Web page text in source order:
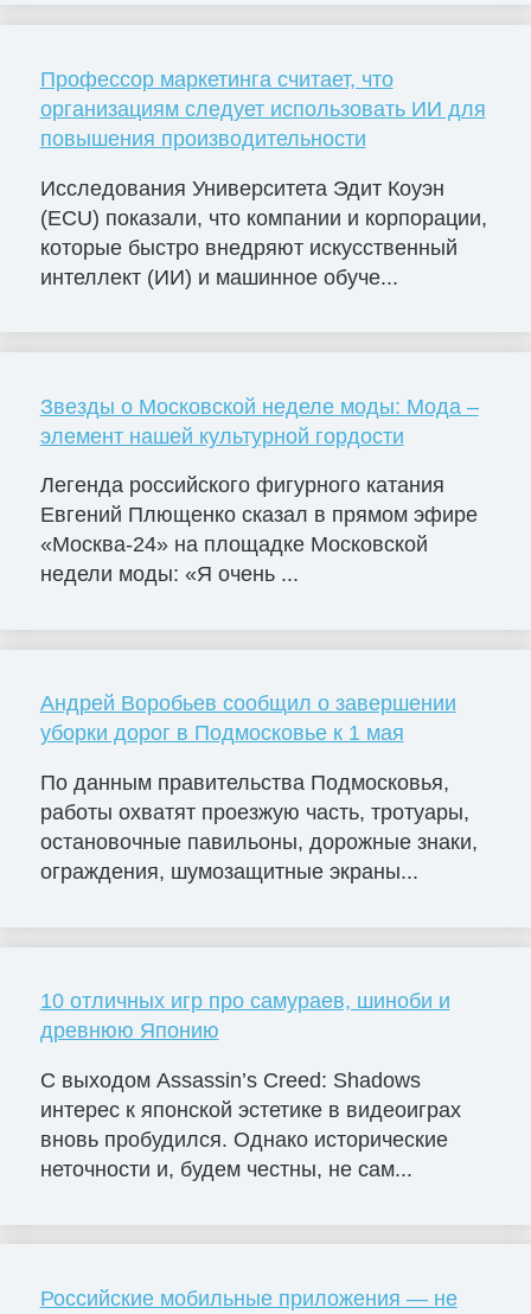
Профессор маркетинга считает, что
организациям следует использовать ИИ для
повышения производительности
Исследования Университета Эдит Коуэн
(ECU) показали, что компании и корпорации,
которые быстро внедряют искусственный
интеллект (ИИ) и машинное обуче...
Звезды о Московской неделе моды: Мода –
элемент нашей культурной гордости
Легенда российского фигурного катания
Евгений Плющенко сказал в прямом эфире
«Москва-24» на площадке Московской
недели моды: «Я очень ...
Андрей Воробьев сообщил о завершении
уборки дорог в Подмосковье к 1 мая
По данным правительства Подмосковья,
работы охватят проезжую часть, тротуары,
остановочные павильоны, дорожные знаки,
ограждения, шумозащитные экраны...
10 отличных игр про самураев, шиноби и
древнюю Японию
С выходом Assassin’s Creed: Shadows
интерес к японской эстетике в видеоиграх
вновь пробудился. Однако исторические
неточности и, будем честны, не сам...
Российские мобильные приложения — не